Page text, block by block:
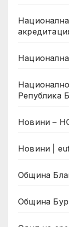
Република
Новини –
Новини |
Община
Община